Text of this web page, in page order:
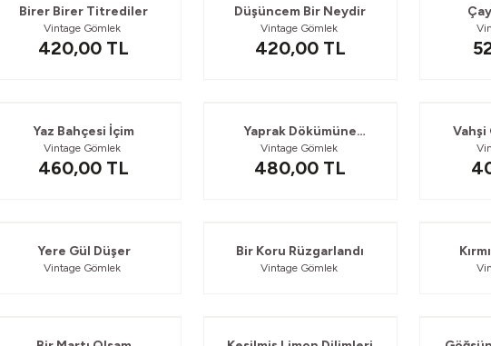
Birer Birer Titrediler
Vintage Gömlek
420,00 TL
Düşüncem Bir Neydir
Vintage Gömlek
420,00TL
Yaz Bahçesi İçim
Vintage Gömlek
460,00 TL
Yaprak Dökümüne
Rastlamak
Vintage Gömlek
480,00 TL
Yere Gül Düşer
Vintage Gömlek
Bir Koru Rüzgarlandı
Vintage Gömlek